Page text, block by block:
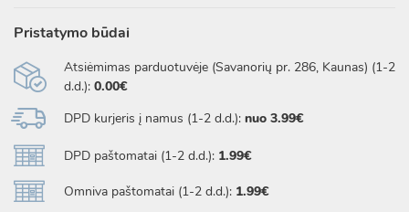
Pristatymo būdai
Atsiėmimas parduotuvėje (Savanorių pr. 286, Kaunas) (1-2
d.d.): 0.00€
DPD kurjeris į namus (1-2 d.d.): nuo 3.99€
DPD paštomatai (1-2 d.d.): 1.99€
Omniva paštomatai (1-2 d.d.): 1.99€